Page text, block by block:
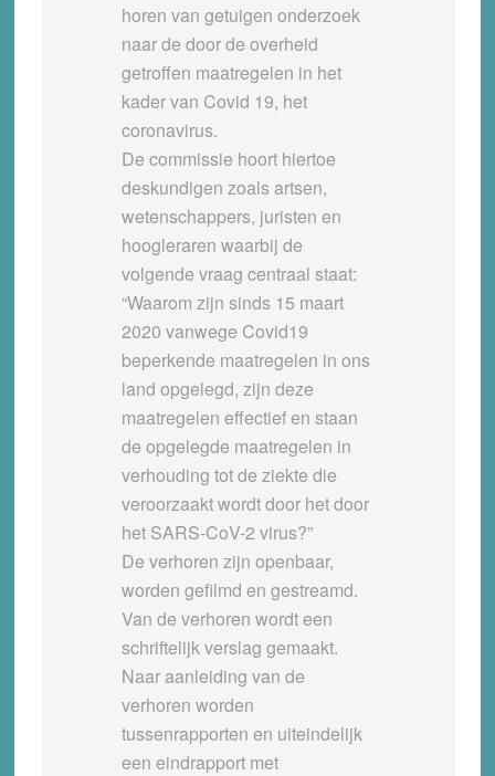
horen van getuigen onderzoek
naar de door de overheid
getroffen maatregelen in het
kader van Covid 19, het
coronavirus.
De commissie hoort hiertoe
deskundigen zoals artsen,
wetenschappers, juristen en
hoogleraren waarbij de
volgende vraag centraal staat:
“Waarom zijn sinds 15 maart
2020 vanwege Covid19
beperkende maatregelen in ons
land opgelegd, zijn deze
maatregelen effectief en staan
de opgelegde maatregelen in
verhouding tot de ziekte die
veroorzaakt wordt door het door
het SARS-CoV-2 virus?”
De verhoren zijn openbaar,
worden gefilmd en gestreamd.
Van de verhoren wordt een
schriftelijk verslag gemaakt.
Naar aanleiding van de
verhoren worden
tussenrapporten en uiteindelijk
een eindrapport met